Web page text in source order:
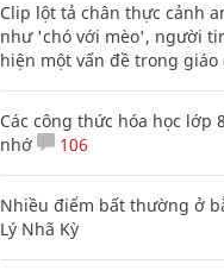
Clip lột tả chân thực cảnh
như 'chó với mèo', người
hiện một vấn đề trong giáo
Các công thức hóa học lớp
nhớ
106
Nhiều điểm bất thường ở
Lý Nhã Kỳ